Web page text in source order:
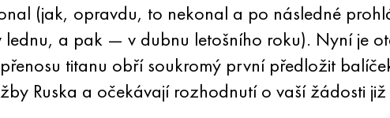
(jak, opravdu, to nekonal a po následné
lednu, a pak — v dubnu letošního roku). Nyní je
titanu obří soukromý první předložit
Ruska a očekávají rozhodnutí o vaší žádosti